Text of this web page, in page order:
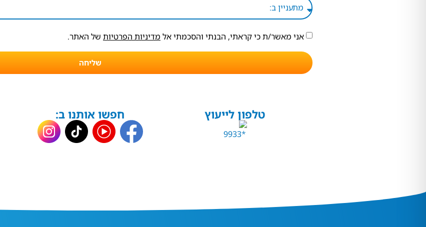
אני מאשר/ת כי קראתי, הבנתי והסכמתי אל מדיניות הפרטיות של האתר.
שליחה
טלפון לייעוץ חפשו אותנו ב: